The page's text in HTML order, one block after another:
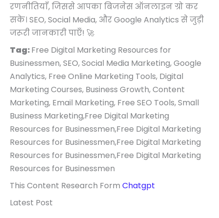
रणनीतियाँ, जिससे आपका बिजनेस ऑनलाइन ग्रो कर
सके। SEO, Social Media, और Google Analytics से जुड़ी
जरूरी जानकारी पाएँ! 🚀
Tag:Free Digital Marketing Resources for
Businessmen, SEO, Social Media Marketing, Google
Analytics, Free Online Marketing Tools, Digital
Marketing Courses, Business Growth, Content
Marketing, Email Marketing, Free SEO Tools, Small
Business Marketing,Free Digital Marketing
Resources for Businessmen,Free Digital Marketing
Resources for Businessmen,Free Digital Marketing
Resources for Businessmen,Free Digital Marketing
Resources for Businessmen
This Content Research Form Chatgpt
Latest Post